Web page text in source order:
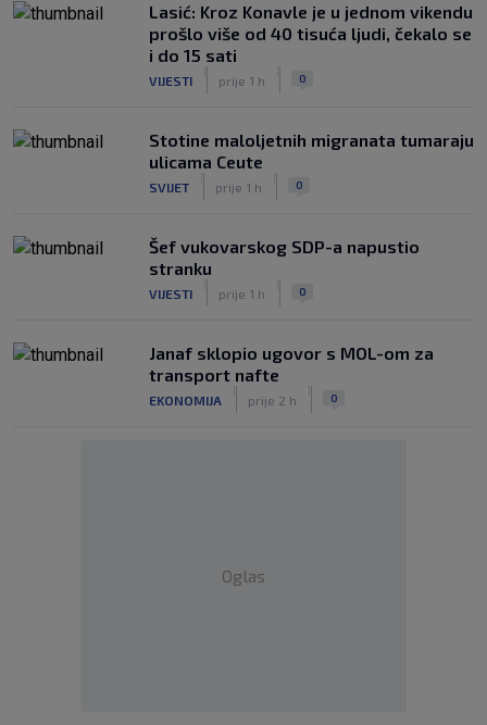
Lasić: Kroz Konavle je u jednom vikendu
prošlo više od 40 tisuća ljudi, čekalo se
i do 15 sati
VIJESTI prije 1 h 0
Stotine maloljetnih migranata tumaraju
ulicama Ceute
SVIJET prije 1 h 0
Šef vukovarskog SDP-a napustio
stranku
VIJESTI prije 1 h 0
Janaf sklopio ugovor s MOL-om za
transport nafte
EKONOMIJA prije 2 h 0
Oglas